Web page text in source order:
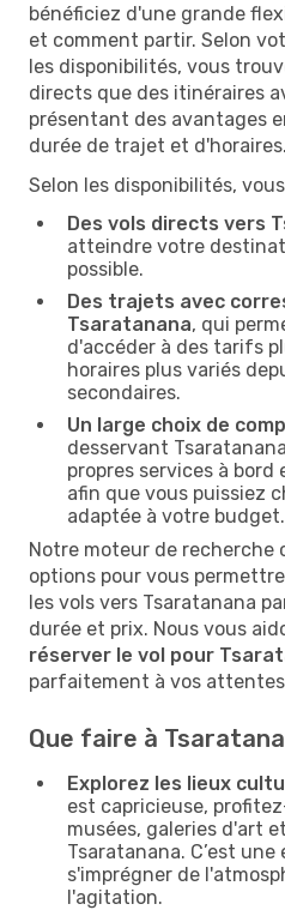
bénéficiez d'une grande
et comment partir. Selon
les disponibilités, vous
directs que des itinéraires
présentant des avantages
durée de trajet et d'horaires.
Selon les disponibilités,
Des vols directs vers
atteindre votre
possible.
Des trajets avec
Tsaratanana, qui
d'accéder à des tarifs
horaires plus variés
secondaires.
Un large choix de
desservant
propres services à
afin que vous puissiez
adaptée à votre budget.
Notre moteur de recherche
options pour vous
les vols vers Tsaratanana
durée et prix. Nous vous
réserver le vol pour
parfaitement à vos
Que faire à
Explorez les lieux
est capricieuse,
musées, galeries d'art
Tsaratanana. C’est
s'imprégner de
l'agitation.